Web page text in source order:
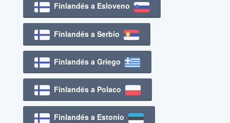
Finlandés a Esloveno
Finlandés a Serbio
Finlandés a Griego
Finlandés a Polaco
Finlandés a Estonio